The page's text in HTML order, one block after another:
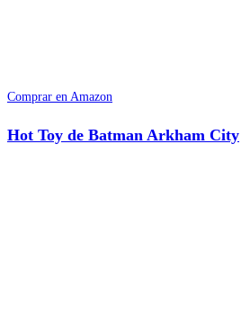
Comprar en Amazon
Hot Toy de Batman Arkham City